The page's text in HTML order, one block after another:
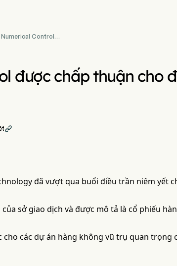
Control
được chấp thuận cho

đã vượt qua buổi điều trần niêm yết
sở giao dịch và được mô tả là cổ phiếu
cho các dự án hàng không vũ trụ quan trọng